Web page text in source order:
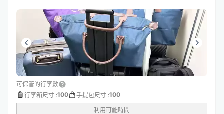
可保管的行李數
行李箱尺寸 :100 手提包尺寸 :100
利用可能時間